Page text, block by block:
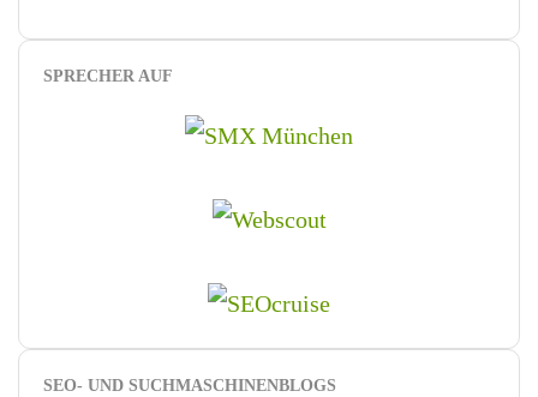
SPRECHER AUF
SEO- UND SUCHMASCHINENBLOGS